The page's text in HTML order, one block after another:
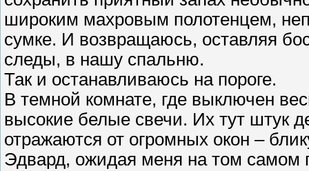
широким махровым полотенцем,
сумке. И возвращаюсь, оставляя
следы, в нашу спальню.
Так и останавливаюсь на пороге.
В темной комнате, где выключен
высокие белые свечи. Их тут штук
отражаются от огромных окон –
Эдвард, ожидая меня на том самом